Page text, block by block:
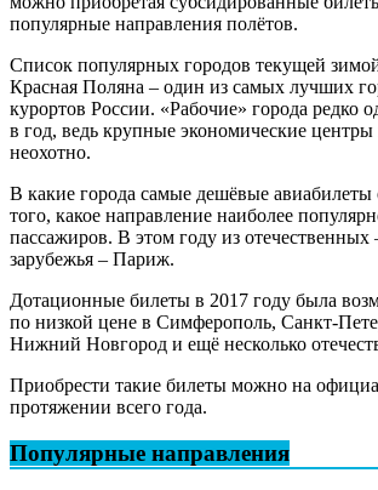
популярные направления полётов.
Список популярных городов текущей зимой
Красная Поляна – один из самых лучших
курортов России. «Рабочие» города редко
в год, ведь крупные экономические
неохотно.
В какие города самые дешёвые авиабилеты
того, какое направление наиболее
пассажиров. В этом году из отечественных
зарубежья – Париж.
Дотационные билеты в 2017 году была
по низкой цене в Симферополь, Санкт-
Нижний Новгород и ещё несколько
Приобрести такие билеты можно на
протяжении всего года.
Популярные направления